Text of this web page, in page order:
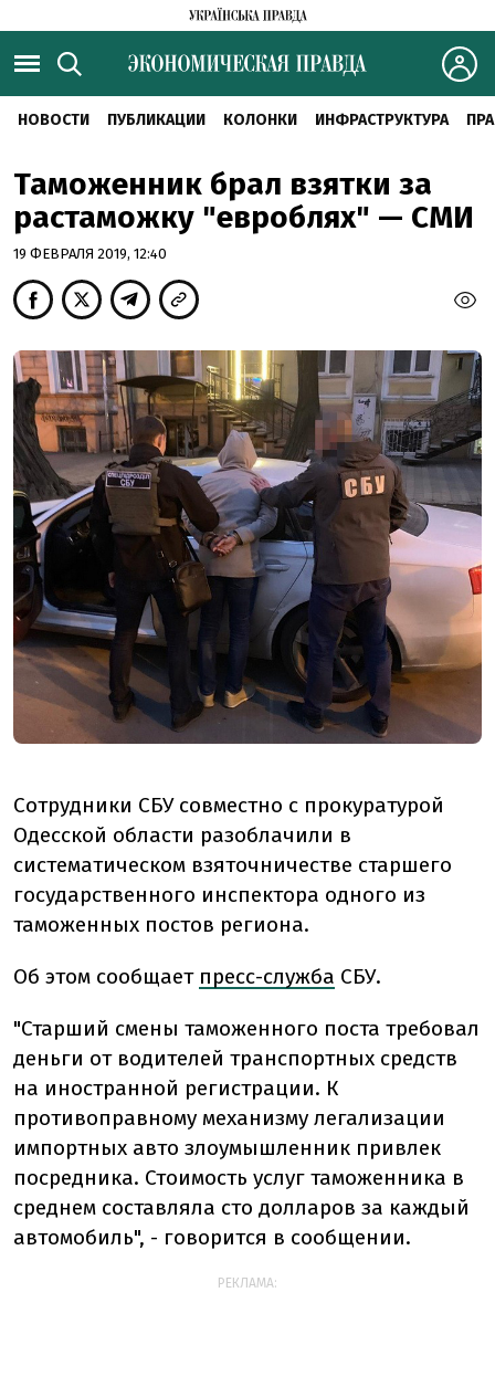
НОВОСТИ ПУБЛИКАЦИИ КОЛОНКИ ИНФРАСТРУКТУРА
Таможенник брал взятки за
растаможку "евроблях" — СМИ
19 ФЕВРАЛЯ 2019, 12:40
Сотрудники СБУ совместно с прокуратурой
Одесской области разоблачили в
систематическом взяточничестве старшего
государственного инспектора одного из
таможенных постов региона.
Об этом сообщает пресс-служба СБУ.
"Старший смены таможенного поста требовал
деньги от водителей транспортных средств
на иностранной регистрации. К
противоправному механизму легализации
импортных авто злоумышленник привлек
посредника. Стоимость услуг таможенника в
среднем составляла сто долларов за каждый
автомобиль", - говорится в сообщении.
РЕКЛАМА: